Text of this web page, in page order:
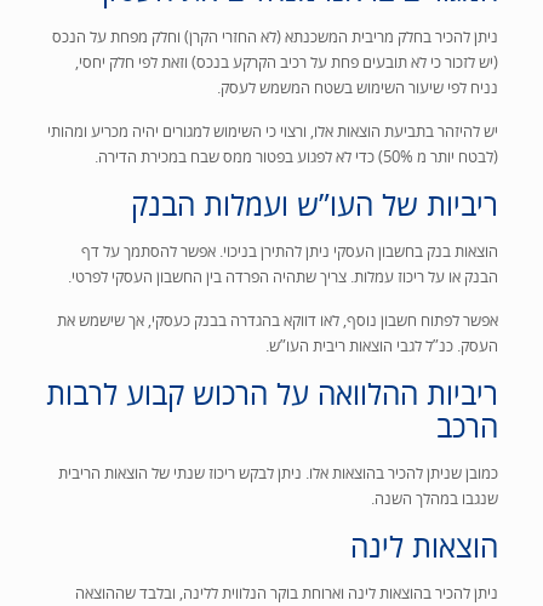
ניתן להכיר בחלק מריבית המשכנתא (לא החזרי הקרן) וחלק מפחת על הנכס
(יש לזכור כי לא תובעים פחת על רכיב הקרקע בנכס) וזאת לפי חלק יחסי,
נניח לפי שיעור השימוש בשטח המשמש לעסק.
יש להיזהר בתביעת הוצאות אלו, ורצוי כי השימוש למגורים יהיה מכריע ומהותי
(לבטח יותר מ 50%) כדי לא לפגוע בפטור ממס שבח במכירת הדירה.
ריביות של העו”ש ועמלות הבנק
הוצאות בנק בחשבון העסקי ניתן להתירן בניכוי. אפשר להסתמך על דף
הבנק או על ריכוז עמלות. צריך שתהיה הפרדה בין החשבון העסקי לפרטי.
אפשר לפתוח חשבון נוסף, לאו דווקא בהגדרה בבנק כעסקי, אך שישמש את
העסק. כנ”ל לגבי הוצאות ריבית העו”ש.
ריביות ההלוואה על הרכוש קבוע לרבות
הרכב
כמובן שניתן להכיר בהוצאות אלו. ניתן לבקש ריכוז שנתי של הוצאות הריבית
שנגבו במהלך השנה.
הוצאות לינה
ניתן להכיר בהוצאות לינה וארוחת בוקר הנלווית ללינה, ובלבד שההוצאה